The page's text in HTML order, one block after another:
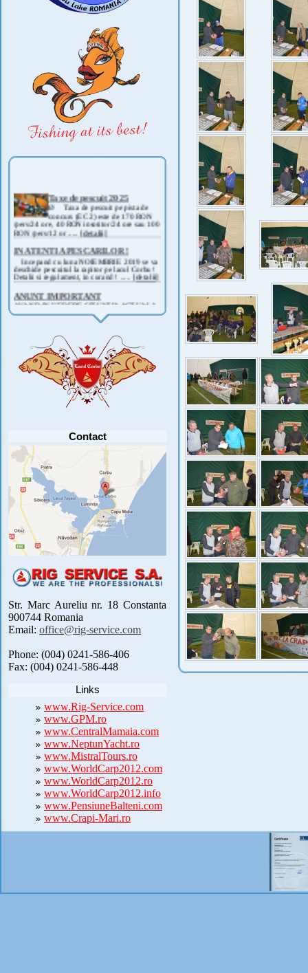
Taxe de pescuit 2025
Ø Taxa de pescuit pe pista de
concurs (EC 2) este de 170 RON
/pers/24 ore, 40 RON insotitor/24 ore sau 100
RON /pers/12 or .....[detalii]
Incepand cu luna NOIEMBRIE 2019 se va
deschide pescuitul la rapitor pe lacul Corbu !
Detalii si regulament, in curand ! .....[detalii]
AVAND IN VEDERE SITUATIA ACTUALA -
COVID 19- DIN MOTIVE DE SIGURANTA ,
CAT SI A REGLEMENTARILOR LEGALE ,
PRECUM SI RETRAGEREA UNOR
Anunt important
Va anuntam ca editia 30 a concursului de
pescuit CUPA RIG la CRAP din perioada 2-5
septembrie 2021 se reprogrameaza pentru luna
Avansul in .....[detalii]
Contact
Str. Marc Aureliu nr. 18 Constanta
900744 Romania
Email: office@rig-service.com
Phone: (004) 0241-586-406
Fax: (004) 0241-586-448
Links
www.Rig-Service.com
www.GPM.ro
www.CentralMamaia.com
www.NeptunYacht.ro
www.MistralTours.ro
www.WorldCarp2012.com
www.WorldCarp2012.ro
www.WorldCarp2012.info
www.PensiuneBalteni.com
www.Crapi-Mari.ro